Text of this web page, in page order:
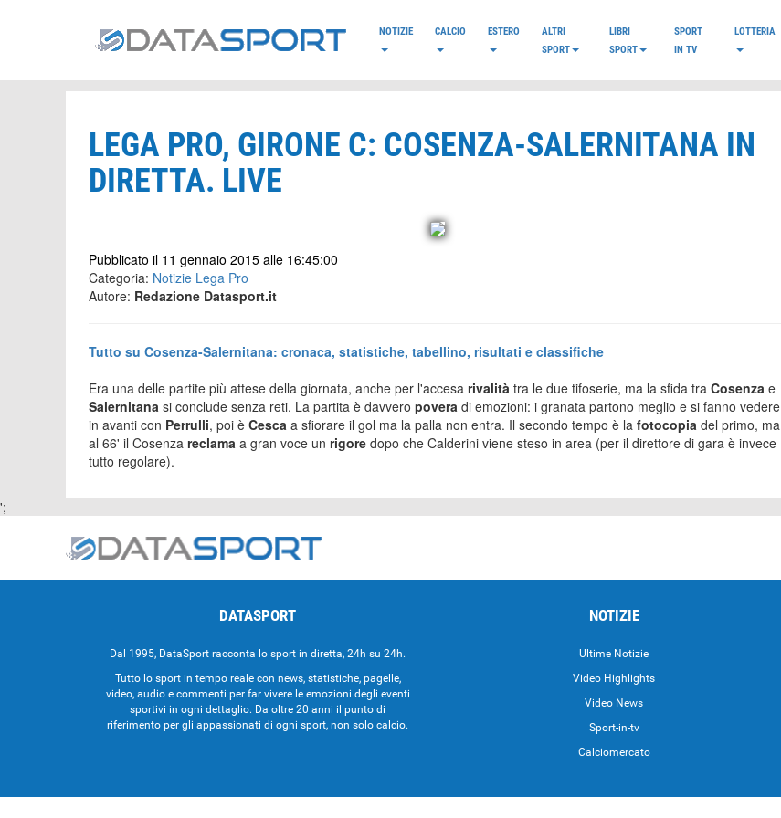
NOTIZIE CALCIO ESTERO
ALTRI
SPORT
LIBRI
SPORT
SPORT
IN TV
LOTTERIA
LEGA PRO, GIRONE C: COSENZA-SALERNITANA IN
DIRETTA. LIVE
Pubblicato il 11 gennaio 2015 alle 16:45:00
Categoria: Notizie Lega Pro
Autore: Redazione Datasport.it
Tutto su Cosenza-Salernitana: cronaca, statistiche, tabellino, risultati e classifiche
Era una delle partite più attese della giornata, anche per l'accesa rivalità tra le due tifoserie, ma la sfida tra Cosenza e
Salernitana si conclude senza reti. La partita è davvero povera di emozioni: i granata partono meglio e si fanno vedere
in avanti con Perrulli, poi è Cesca a sfiorare il gol ma la palla non entra. Il secondo tempo è la fotocopia del primo, ma
al 66' il Cosenza reclama a gran voce un rigore dopo che Calderini viene steso in area (per il direttore di gara è invece
tutto regolare).
';
DATASPORT
Dal 1995, DataSport racconta lo sport in diretta, 24h su 24h.
Tutto lo sport in tempo reale con news, statistiche, pagelle,
video, audio e commenti per far vivere le emozioni degli eventi
sportivi in ogni dettaglio. Da oltre 20 anni il punto di
riferimento per gli appassionati di ogni sport, non solo calcio.
NOTIZIE
Ultime Notizie
Video Highlights
Video News
Sport-in-tv
Calciomercato